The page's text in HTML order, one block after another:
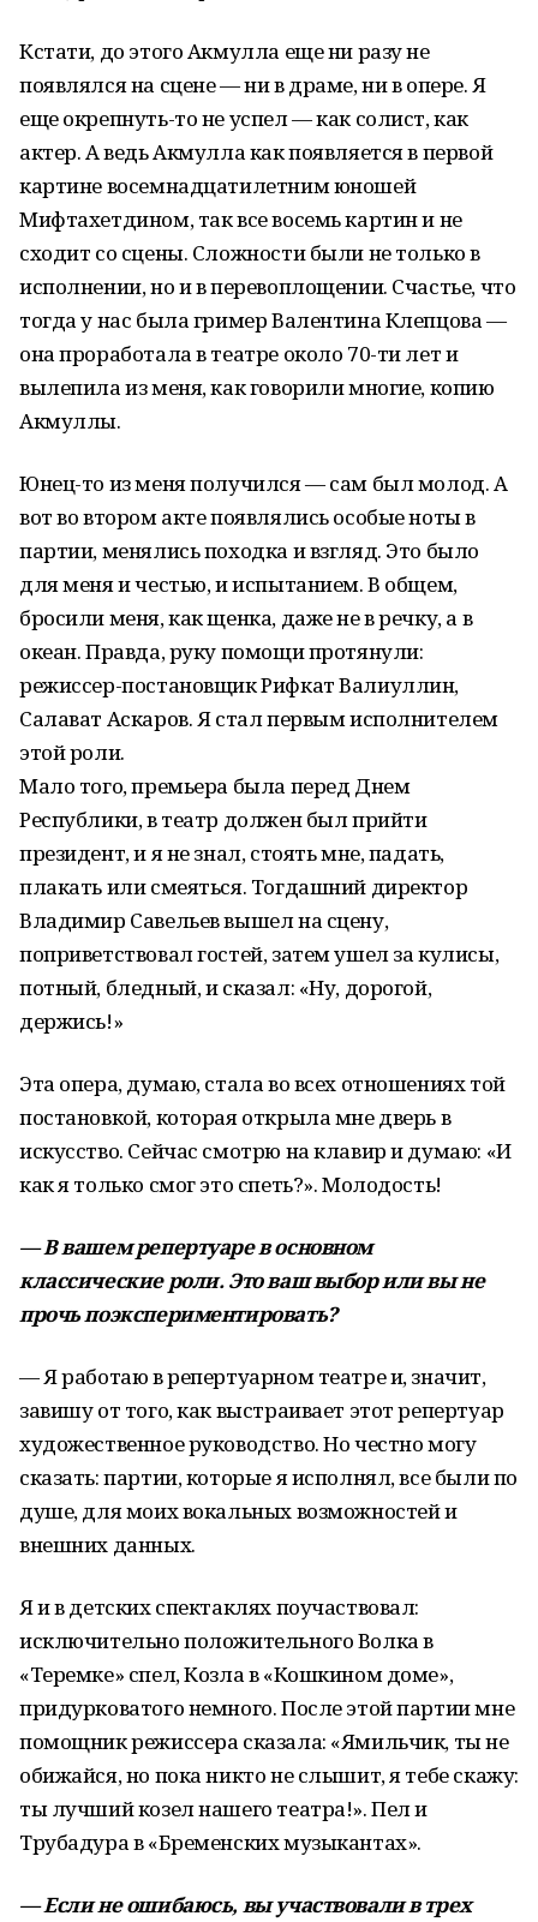
Кстати, до этого Акмулла еще ни разу не
появлялся на сцене — ни в драме, ни в опере. Я
еще окрепнуть-то не успел — как солист, как
актер. А ведь Акмулла как появляется в первой
картине восемнадцатилетним юношей
Мифтахетдином, так все восемь картин и не
сходит со сцены. Сложности были не только в
исполнении, но и в перевоплощении. Счастье, что
тогда у нас была гример Валентина Клепцова —
она проработала в театре около 70-ти лет и
вылепила из меня, как говорили многие, копию
Акмуллы.
Юнец-то из меня получился — сам был молод. А
вот во втором акте появлялись особые ноты в
партии, менялись походка и взгляд. Это было
для меня и честью, и испытанием. В общем,
бросили меня, как щенка, даже не в речку, а в
океан. Правда, руку помощи протянули:
режиссер-постановщик Рифкат Валиуллин,
Салават Аскаров. Я стал первым исполнителем
этой роли.
Мало того, премьера была перед Днем
Республики, в театр должен был прийти
президент, и я не знал, стоять мне, падать,
плакать или смеяться. Тогдашний директор
Владимир Савельев вышел на сцену,
поприветствовал гостей, затем ушел за кулисы,
потный, бледный, и сказал: «Ну, дорогой,
держись!»
Эта опера, думаю, стала во всех отношениях той
постановкой, которая открыла мне дверь в
искусство. Сейчас смотрю на клавир и думаю: «И
как я только смог это спеть?». Молодость!
— В вашем репертуаре в основном
классические роли. Это ваш выбор или вы не
прочь поэкспериментировать?
— Я работаю в репертуарном театре и, значит,
завишу от того, как выстраивает этот репертуар
художественное руководство. Но честно могу
сказать: партии, которые я исполнял, все были по
душе, для моих вокальных возможностей и
внешних данных.
Я и в детских спектаклях поучаствовал:
исключительно положительного Волка в
«Теремке» спел, Козла в «Кошкином доме»,
придурковатого немного. После этой партии мне
помощник режиссера сказала: «Ямильчик, ты не
обижайся, но пока никто не слышит, я тебе скажу:
ты лучший козел нашего театра!». Пел и
Трубадура в «Бременских музыкантах».
— Если не ошибаюсь, вы участвовали в трех